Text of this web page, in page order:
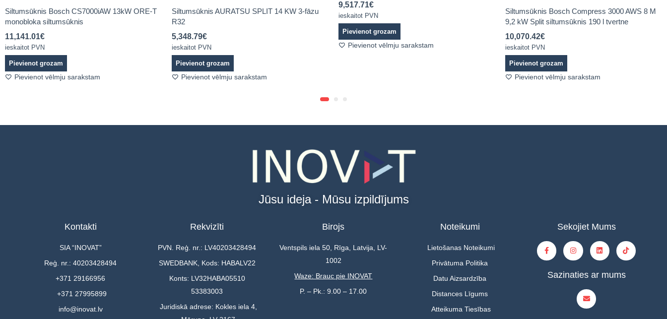
Siltumsūknis Bosch CS7000iAW 13kW ORE-T
monobloka siltumsūknis
11,141.01€
ieskaitot PVN
Pievienot grozam
Pievienot vēlmju sarakstam
Siltumsūknis AURATSU SPLIT 14 KW 3-fāzu
R32
5,348.79€
ieskaitot PVN
Pievienot grozam
Pievienot vēlmju sarakstam
9,517.71€
ieskaitot PVN
Pievienot grozam
Pievienot vēlmju sarakstam
Siltumsūknis Bosch Compress 3000 AWS 8 M
9,2 kW Split siltumsūknis 190 l tvertne
10,070.42€
ieskaitot PVN
Pievienot grozam
Pievienot vēlmju sarakstam
Jūsu ideja - Mūsu izpildījums
Kontakti
SIA “INOVAT”
Reģ. nr.: 40203428494
+371 29166956
+371 27995899
info@inovat.lv
Rekvizīti
PVN. Reģ. nr.: LV40203428494
SWEDBANK, Kods: HABALV22
Konts: LV32HABA05510
53383003
Juridiskā adrese: Kokles iela 4,
Birojs
Ventspils iela 50, Rīga, Latvija, LV-
1002
Waze: Brauc pie INOVAT
P. – Pk.: 9.00 – 17.00
Noteikumi
Lietošanas Noteikumi
Privātuma Politika
Datu Aizsardzība
Distances Līgums
Atteikuma Tiesības
Sekojiet Mums
Sazinaties ar mums